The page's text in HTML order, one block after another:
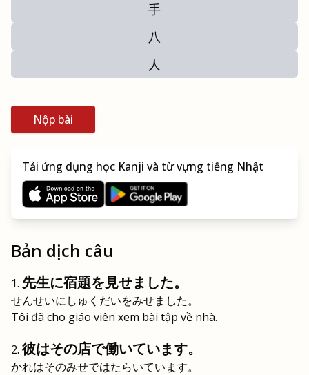
手
八
人
Nộp bài
Tải ứng dụng học Kanji và từ vựng tiếng Nhật
Bản dịch câu
先生に宿題を見せました。
せんせいにしゅくだいをみせました。
Tôi đã cho giáo viên xem bài tập về nhà.
彼はその店で働いています。
かれはそのみせではたらいています。